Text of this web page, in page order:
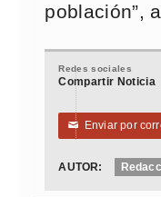
población”,
Redes sociales
Compartir Noticia
✉ Enviar por
AUTOR: